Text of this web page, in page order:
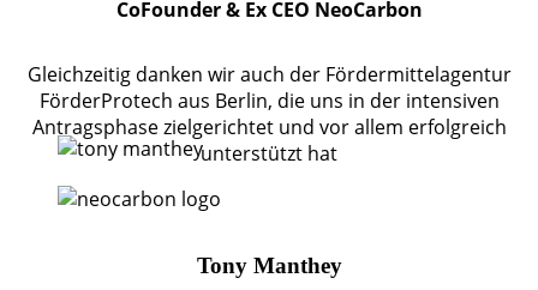
CoFounder & Ex CEO NeoCarbon
Gleichzeitig danken wir auch der Fördermittelagentur
FörderProtech aus Berlin, die uns in der intensiven
Antragsphase zielgerichtet und vor allem erfolgreich
unterstützt hat
Tony Manthey